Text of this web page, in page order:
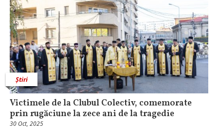
Știri
Victimele de la Clubul Colectiv, comemorate
prin rugăciune la zece ani de la tragedie
30 Oct, 2025